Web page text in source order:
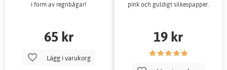
i form av regnbågar!
65 kr
Lägg i varukorg
pink och guldigt silkespapper.
19 kr